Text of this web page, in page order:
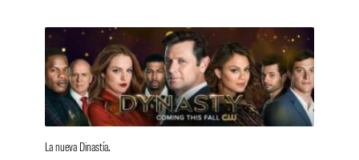
La nueva Dinastía.